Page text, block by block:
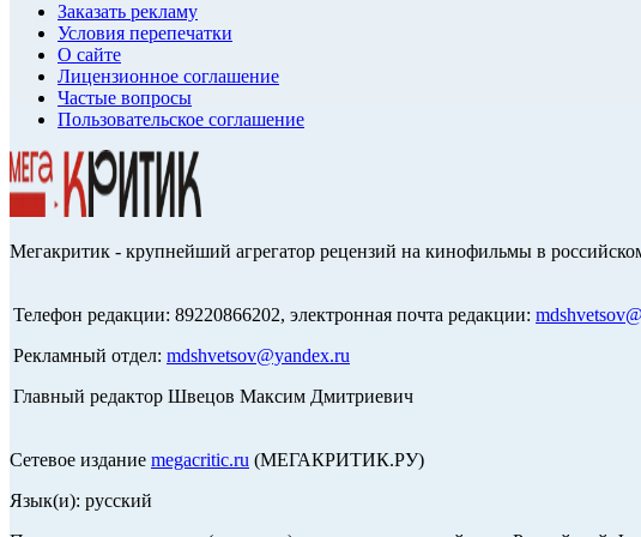
Заказать рекламу
Условия перепечатки
О сайте
Лицензионное соглашение
Частые вопросы
Пользовательское соглашение
Мегакритик - крупнейший агрегатор рецензий на кинофильмы в
Телефон редакции: 89220866202, электронная почта редакции:
Рекламный отдел: mdshvetsov@yandex.ru
Главный редактор Швецов Максим Дмитриевич
Сетевое издание megacritic.ru (МЕГАКРИТИК.РУ)
Язык(и): русский